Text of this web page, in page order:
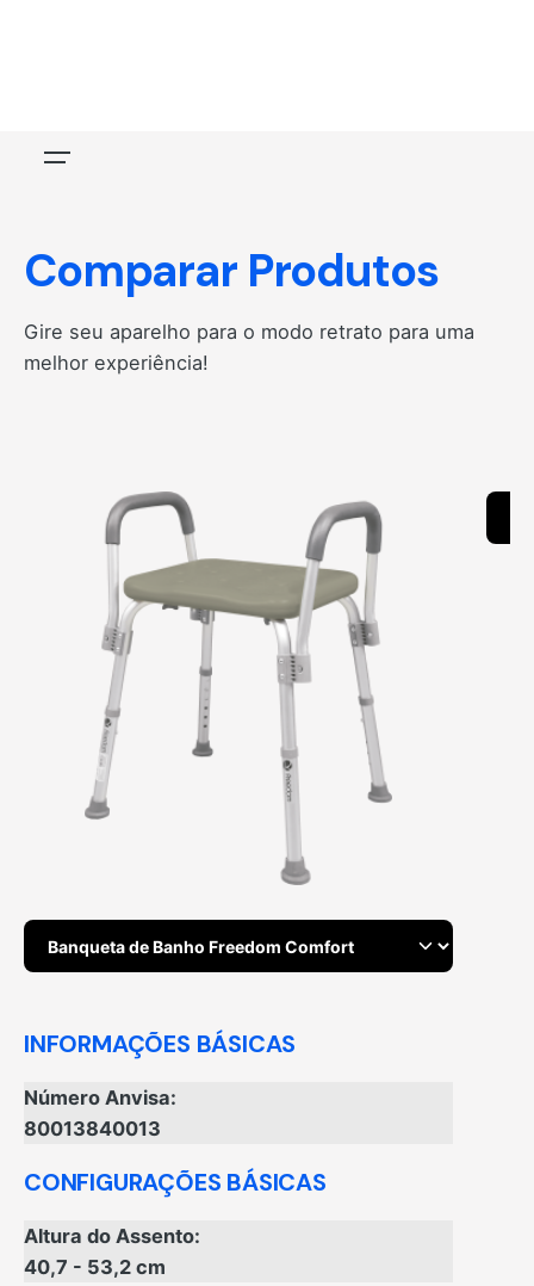
Comparar Produtos
Gire seu aparelho para o modo retrato para uma
melhor experiência!
INFORMAÇÕES BÁSICAS
Número Anvisa:
80013840013
CONFIGURAÇÕES BÁSICAS
Altura do Assento:
40,7 - 53,2 cm